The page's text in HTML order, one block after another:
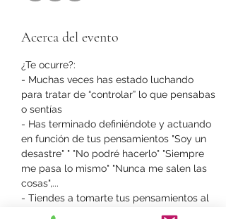
Acerca del evento
¿Te ocurre?:
- Muchas veces has estado luchando
para tratar de “controlar” lo que pensabas
o sentías
- Has terminado definiéndote y actuando
en función de tus pensamientos "Soy un
desastre" " "No podré hacerlo" "Siempre
me pasa lo mismo" "Nunca me salen las
cosas",...
- Tiendes a tomarte tus pensamientos al
pie de la letra.